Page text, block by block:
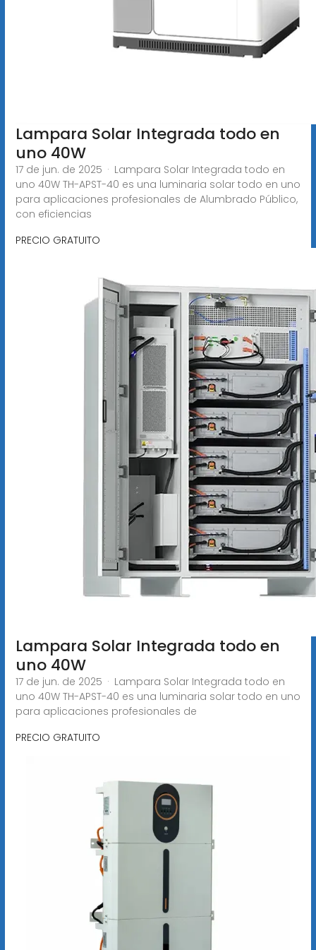
Lampara Solar Integrada todo en
uno 40W
17 de jun. de 2025 · Lampara Solar Integrada todo en
uno 40W TH-APST-40 es una luminaria solar todo en uno
para aplicaciones profesionales de Alumbrado Público,
con eficiencias
PRECIO GRATUITO
Lampara Solar Integrada todo en
uno 40W
17 de jun. de 2025 · Lampara Solar Integrada todo en
uno 40W TH-APST-40 es una luminaria solar todo en uno
para aplicaciones profesionales de
PRECIO GRATUITO